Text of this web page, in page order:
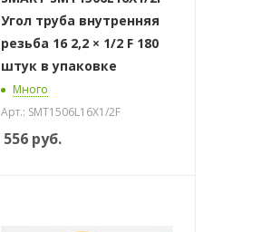
Угол труба внутренняя
резьба 16 2,2 × 1/2 F 180
штук в упаковке
Много
Арт.: SMT1506L16X1/2F
556руб.